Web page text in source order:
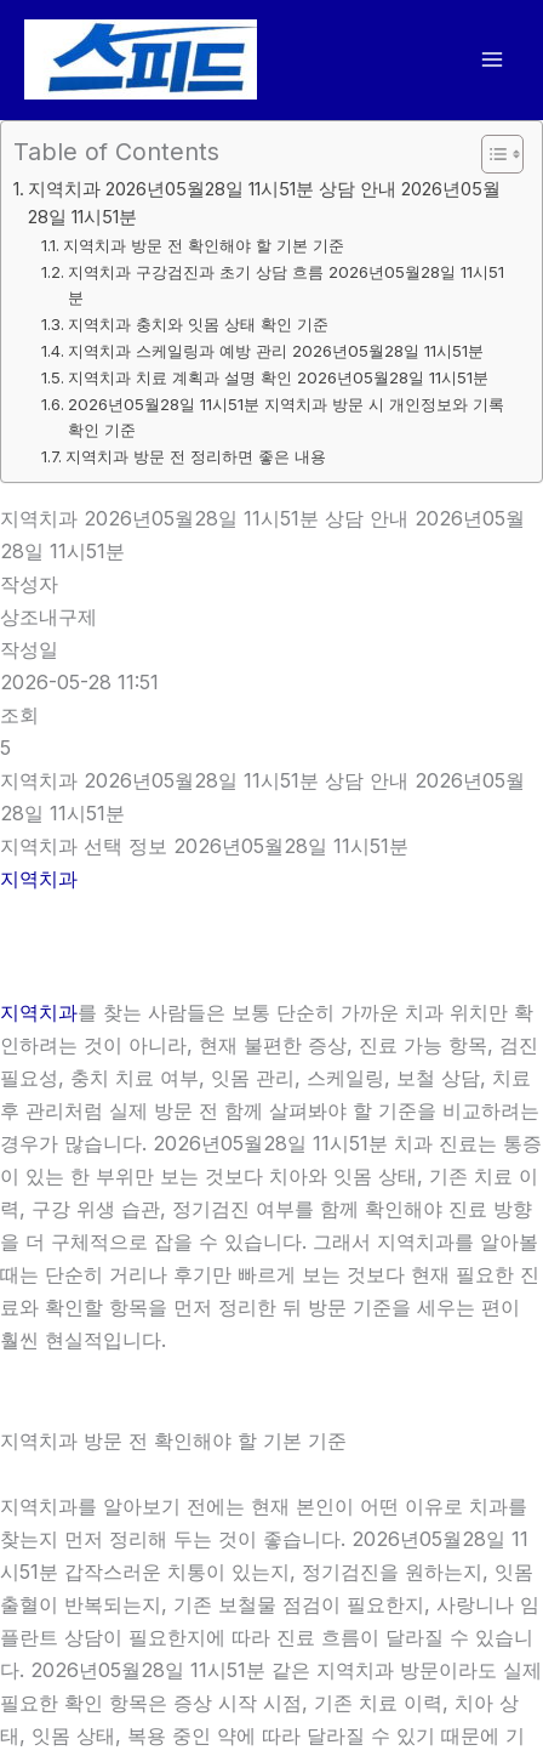
건
너
Table of Contents
지역치과 2026년05월28일 11시51분 상담 안내 2026년05월
28일 11시51분
지역치과 방문 전 확인해야 할 기본 기준
지역치과 구강검진과 초기 상담 흐름 2026년05월28일 11시51
분
지역치과 충치와 잇몸 상태 확인 기준
지역치과 스케일링과 예방 관리 2026년05월28일 11시51분
지역치과 치료 계획과 설명 확인 2026년05월28일 11시51분
2026년05월28일 11시51분 지역치과 방문 시 개인정보와 기록
확인 기준
지역치과 방문 전 정리하면 좋은 내용
지역치과 2026년05월28일 11시51분 상담 안내 2026년05월
28일 11시51분
작성자
상조내구제
작성일
2026-05-28 11:51
조회
5
지역치과 2026년05월28일 11시51분 상담 안내 2026년05월
28일 11시51분
지역치과 선택 정보 2026년05월28일 11시51분
지역치과
지역치과를 찾는 사람들은 보통 단순히 가까운 치과 위치만 확
인하려는 것이 아니라, 현재 불편한 증상, 진료 가능 항목, 검진
필요성, 충치 치료 여부, 잇몸 관리, 스케일링, 보철 상담, 치료
후 관리처럼 실제 방문 전 함께 살펴봐야 할 기준을 비교하려는
경우가 많습니다. 2026년05월28일 11시51분 치과 진료는 통증
이 있는 한 부위만 보는 것보다 치아와 잇몸 상태, 기존 치료 이
력, 구강 위생 습관, 정기검진 여부를 함께 확인해야 진료 방향
을 더 구체적으로 잡을 수 있습니다. 그래서 지역치과를 알아볼
때는 단순히 거리나 후기만 빠르게 보는 것보다 현재 필요한 진
료와 확인할 항목을 먼저 정리한 뒤 방문 기준을 세우는 편이
훨씬 현실적입니다.
지역치과 방문 전 확인해야 할 기본 기준
지역치과를 알아보기 전에는 현재 본인이 어떤 이유로 치과를
찾는지 먼저 정리해 두는 것이 좋습니다. 2026년05월28일 11
시51분 갑작스러운 치통이 있는지, 정기검진을 원하는지, 잇몸
출혈이 반복되는지, 기존 보철물 점검이 필요한지, 사랑니나 임
플란트 상담이 필요한지에 따라 진료 흐름이 달라질 수 있습니
다. 2026년05월28일 11시51분 같은 지역치과 방문이라도 실제
필요한 확인 항목은 증상 시작 시점, 기존 치료 이력, 치아 상
태, 잇몸 상태, 복용 중인 약에 따라 달라질 수 있기 때문에 기